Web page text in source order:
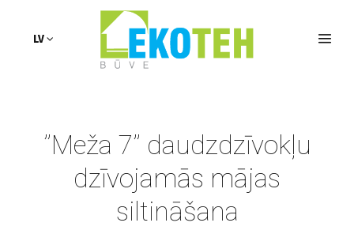
LV Realizētie projekti
’’Meža 7’’ daudzdzīvokļu
dzīvojamās mājas
siltināšana